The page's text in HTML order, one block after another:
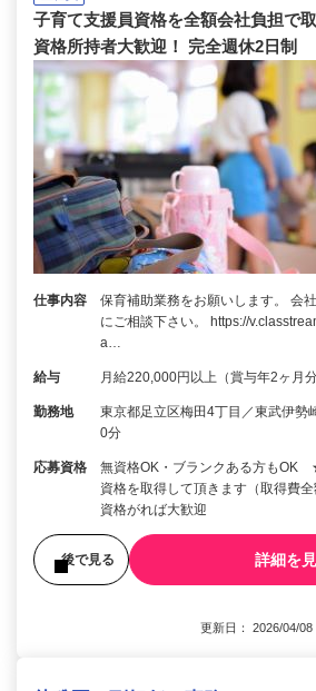
子育て支援員資格を全額会社負担で
資格所持者大歓迎！ 完全週休2日制
仕事内容
保育補助業務をお願いします。 会
にご相談下さい。 https://
a…
給与 月給220,000円以上（賞与年2ヶ月分
勤務地
東京都足立区梅田4丁目／東武伊勢
0分
応募資格
無資格OK・ブランクある方もOK
資格を取得して頂きます（取得費
資格がれば大歓迎
後で見る 詳細を
更新日： 2026/04/